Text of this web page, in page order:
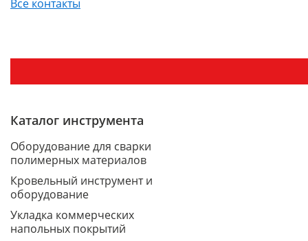
Все контакты
Каталог инструмента
Оборудование для сварки
полимерных материалов
Кровельный инструмент и
оборудование
Укладка коммерческих
напольных покрытий